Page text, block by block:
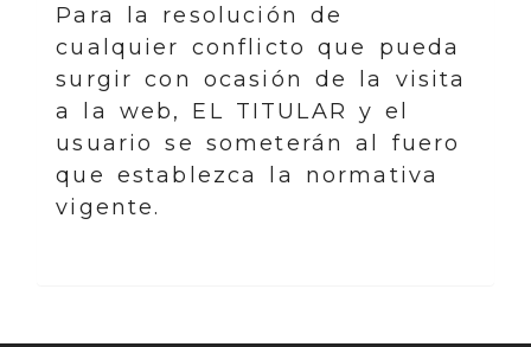
Para la resolución de
cualquier conflicto que pueda
surgir con ocasión de la visita
a la web, EL TITULAR y el
usuario se someterán al fuero
que establezca la normativa
vigente.